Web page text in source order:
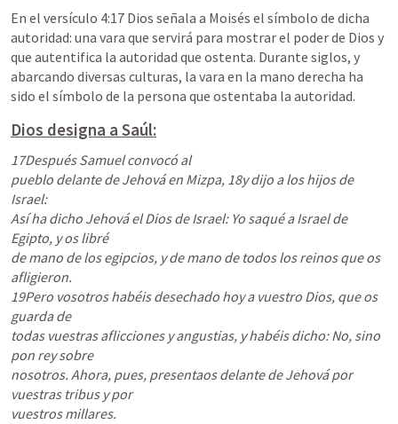
En el versículo 4:17 Dios señala a Moisés el símbolo de dicha
autoridad: una vara que servirá para mostrar el poder de Dios y
que autentifica la autoridad que ostenta. Durante siglos, y
abarcando diversas culturas, la vara en la mano derecha ha
sido el símbolo de la persona que ostentaba la autoridad.
Dios designa a Saúl:
17Después Samuel convocó al
pueblo delante de Jehová en Mizpa, 18y dijo a los hijos de
Israel:
Así ha dicho Jehová el Dios de Israel: Yo saqué a Israel de
Egipto, y os libré
de mano de los egipcios, y de mano de todos los reinos que os
afligieron.
19Pero vosotros habéis desechado hoy a vuestro Dios, que os
guarda de
todas vuestras aflicciones y angustias, y habéis dicho: No, sino
pon rey sobre
nosotros. Ahora, pues, presentaos delante de Jehová por
vuestras tribus y por
vuestros millares.